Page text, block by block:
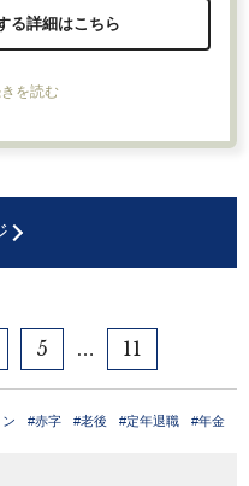
る詳細はこちら
を読む
5 … 11
#赤字 #老後 #定年退職 #年金